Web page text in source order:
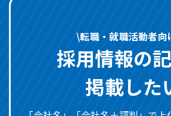
\転職・就職活動者向
採用情報の
掲載した